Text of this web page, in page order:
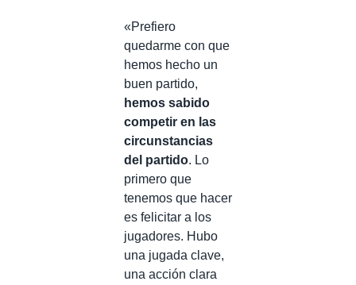
«Prefiero
quedarme con que
hemos hecho un
buen partido,
hemos sabido
competir en las
circunstancias
del partido. Lo
primero que
tenemos que hacer
es felicitar a los
jugadores. Hubo
una jugada clave,
una acción clara